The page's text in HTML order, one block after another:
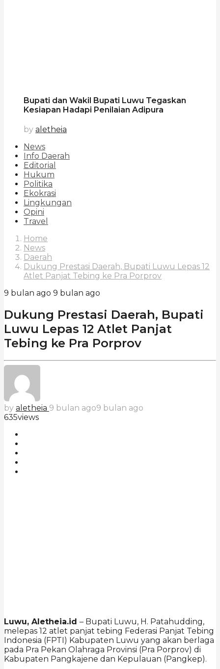
Bupati dan Wakil Bupati Luwu Tegaskan
Kesiapan Hadapi Penilaian Adipura
by aletheia
News
Info Daerah
Editorial
Hukum
Politika
Ekokrasi
Lingkungan
Opini
Travel
Home
News
Daerah
Dukung Prestasi Daerah, Bupati Luwu Lepas 12
Atlet Panjat Tebing ke Pra Porprov
9 bulan ago 9 bulan ago
Dukung Prestasi Daerah, Bupati
Luwu Lepas 12 Atlet Panjat
Tebing ke Pra Porprov
by aletheia 9 bulan ago9 bulan ago
635views
Luwu, Aletheia.id – Bupati Luwu, H. Patahudding,
melepas 12 atlet panjat tebing Federasi Panjat Tebing
Indonesia (FPTI) Kabupaten Luwu yang akan berlaga
pada Pra Pekan Olahraga Provinsi (Pra Porprov) di
Kabupaten Pangkajene dan Kepulauan (Pangkep).